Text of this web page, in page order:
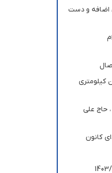
اضافه و دست
کیلومتری
مداحی | جلسه هفتگی 1403/02/15 ، حاج علی
کانون